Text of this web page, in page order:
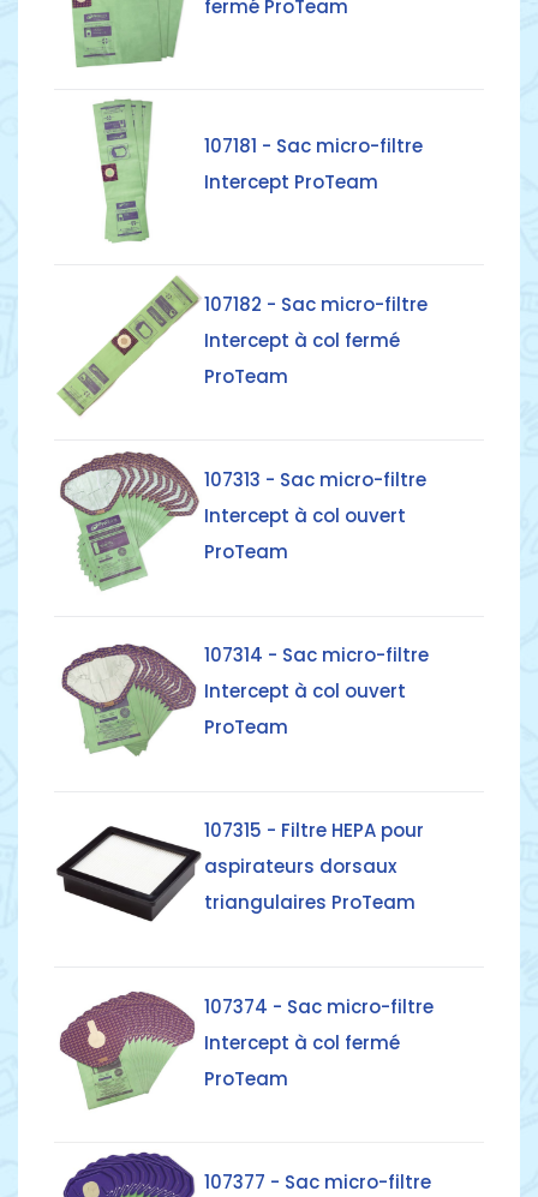
fermé ProTeam
Détails
107181 - Sac micro-filtre
Intercept ProTeam
107182 - Sac micro-filtre
Intercept à col fermé
ProTeam
Détails
107313 - Sac micro-filtre
Intercept à col ouvert
ProTeam
107314 - Sac micro-filtre
Intercept à col ouvert
ProTeam
107315 - Filtre HEPA pour
aspirateurs dorsaux
triangulaires ProTeam
107374 - Sac micro-filtre
Intercept à col fermé
ProTeam
Détails
107377 - Sac micro-filtre